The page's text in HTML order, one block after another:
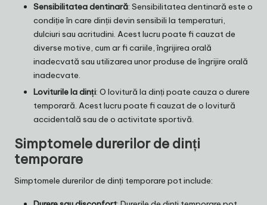
Sensibilitatea dentinară: Sensibilitatea dentinară este o
condiție în care dinții devin sensibili la temperaturi,
dulciuri sau acritudini. Acest lucru poate fi cauzat de
diverse motive, cum ar fi cariile, îngrijirea orală
inadecvată sau utilizarea unor produse de îngrijire orală
inadecvate.
Loviturile la dinți: O lovitură la dinți poate cauza o durere
temporară. Acest lucru poate fi cauzat de o lovitură
accidentală sau de o activitate sportivă.
Simptomele durerilor de dinți
temporare
Simptomele durerilor de dinți temporare pot include: